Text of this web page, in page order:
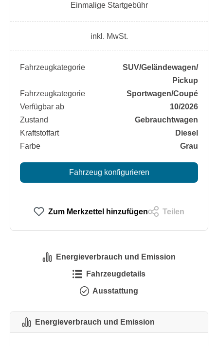
Einmalige Startgebühr
inkl. MwSt.
Fahrzeugkategorie
SUV/​Geländewagen/​
Pickup
Fahrzeugkategorie
Sportwagen/​Coupé
Verfügbar ab
10/2026
Zustand
Gebrauchtwagen
Kraftstoffart
Diesel
Farbe
Grau
Fahrzeug konfigurieren
Zum Merkzettel hinzufügen Teilen
Energieverbrauch und Emission
Fahrzeugdetails
Ausstattung
Energieverbrauch und Emission